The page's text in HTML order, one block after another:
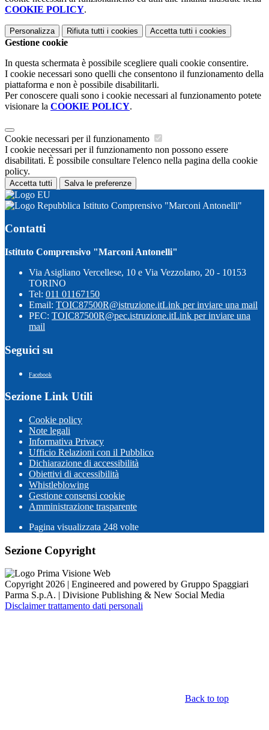
COOKIE POLICY.
Personalizza Rifiuta tutti i cookies Accetta tutti i cookies
Gestione cookie
In questa schermata è possibile scegliere quali cookie consentire.
I cookie necessari sono quelli che consentono il funzionamento della
piattaforma e non è possibile disabilitarli.
Per conoscere quali sono i cookie necessari al funzionamento potete
visionare la COOKIE POLICY.
Cookie necessari per il funzionamento
I cookie necessari per il funzionamento non possono essere
disabilitati. È possibile consultare l'elenco nella pagina della cookie
policy.
Accetta tutti Salva le preferenze
Istituto Comprensivo "Marconi Antonelli"
Contatti
Istituto Comprensivo "Marconi Antonelli"
Via Asigliano Vercellese, 10 e Via Vezzolano, 20 - 10153
TORINO
Tel: 011 01167150
Email: TOIC87500R@istruzione.itLink per inviare una mail
PEC: TOIC87500R@pec.istruzione.itLink per inviare una
mail
Seguici su
Facebook
Sezione Link Utili
Cookie policy
Note legali
Informativa Privacy
Ufficio Relazioni con il Pubblico
Dichiarazione di accessibilità
Obiettivi di accessibilità
Whistleblowing
Gestione consensi cookie
Amministrazione trasparente
Pagina visualizzata 248 volte
Sezione Copyright
Copyright 2026 | Engineered and powered by Gruppo Spaggiari
Parma S.p.A. | Divisione Publishing & New Social Media
Disclaimer trattamento dati personali
Back to top